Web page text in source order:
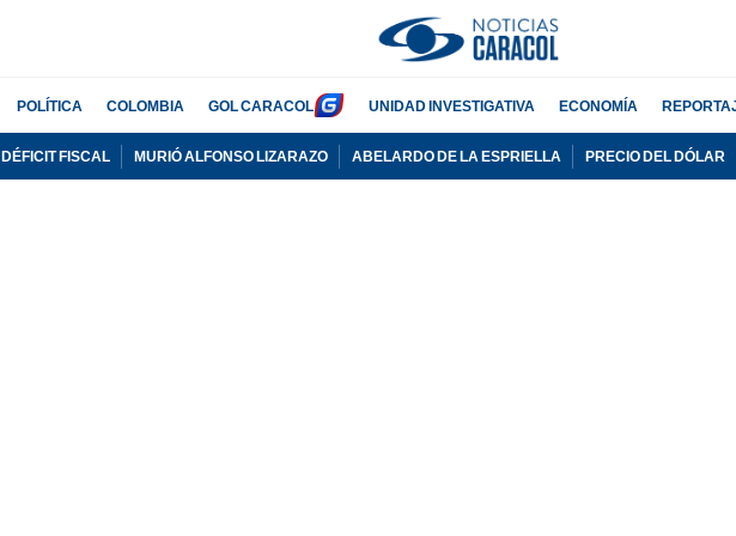
POLÍTICA COLOMBIA GOL CARACOL UNIDAD INVESTIGATIVA ECONOMÍA
DÉFICIT FISCAL MURIÓ ALFONSO LIZARAZO ABELARDO DE LA ESPRIELLA PRECIO DEL DÓLAR